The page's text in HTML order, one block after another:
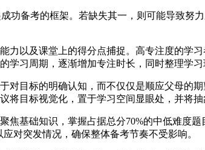
备考的框架。若缺失其一，则可能导致努
以及课堂上的得分点捕捉。高专注度的学
习周期，逐渐增加专注时长，同时整理学习
目标的明确认知，而不仅仅是顺应父母的
目标视觉化，置于学习空间显眼处，并将抽
基础知识，掌握占据总分70%的中低难度题
对突发情况，确保整体备考节奏不受影响。